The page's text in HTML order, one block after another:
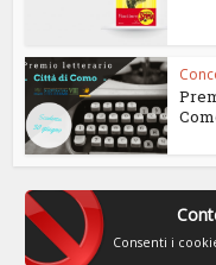
Consenti i